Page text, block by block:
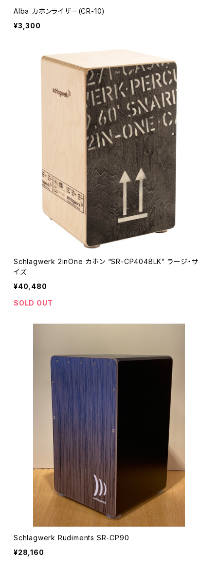
Alba カホンライザー(CR-10)
¥3,300
Schlagwerk 2inOne カホン “SR-CP404BLK” ラージ・サ
イズ
¥40,480
SOLD OUT
Schlagwerk Rudiments SR-CP90
¥28,160